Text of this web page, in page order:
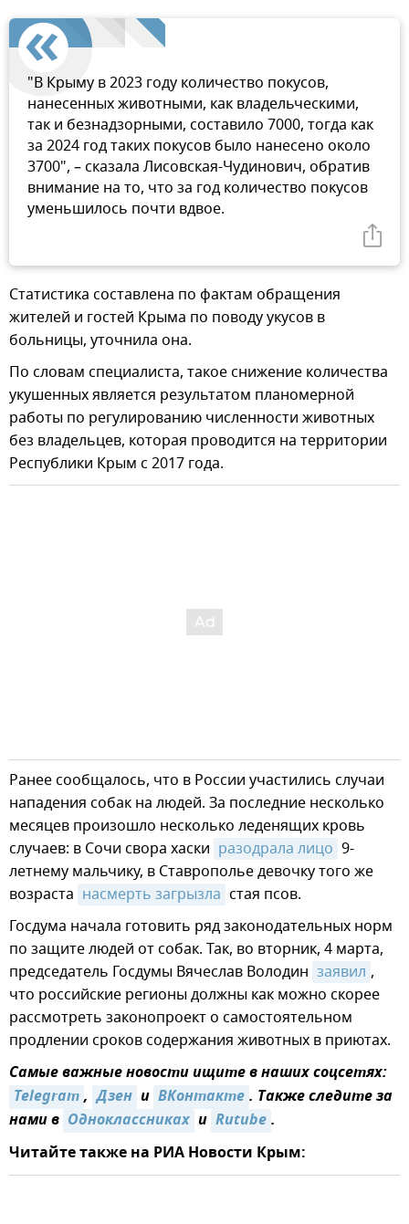
"В Крыму в 2023 году количество покусов,
нанесенных животными, как владельческими,
так и безнадзорными, составило 7000, тогда как
за 2024 год таких покусов было нанесено около
3700", – сказала Лисовская-Чудинович, обратив
внимание на то, что за год количество покусов
уменьшилось почти вдвое.
Статистика составлена по фактам обращения
жителей и гостей Крыма по поводу укусов в
больницы, уточнила она.
По словам специалиста, такое снижение количества
укушенных является результатом планомерной
работы по регулированию численности животных
без владельцев, которая проводится на территории
Республики Крым с 2017 года.
Ранее сообщалось, что в России участились случаи
нападения собак на людей. За последние несколько
месяцев произошло несколько леденящих кровь
случаев: в Сочи свора хаски разодрала лицо 9-
летнему мальчику, в Ставрополье девочку того же
возраста насмерть загрызла стая псов.
Госдума начала готовить ряд законодательных норм
по защите людей от собак. Так, во вторник, 4 марта,
председатель Госдумы Вячеслав Володин заявил ,
что российские регионы должны как можно скорее
рассмотреть законопроект о самостоятельном
продлении сроков содержания животных в приютах.
Самые важные новости ищите в наших соцсетях:
Telegram, Дзен и ВКонтакте. Также следите за
нами в Одноклассниках и Rutube.
Читайте также на РИА Новости Крым: